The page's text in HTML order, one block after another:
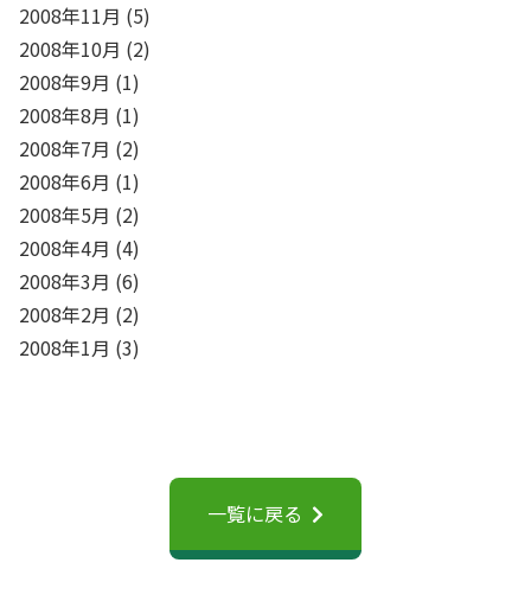
2008年11月 (5)
2008年10月 (2)
2008年9月 (1)
2008年8月 (1)
2008年7月 (2)
2008年6月 (1)
2008年5月 (2)
2008年4月 (4)
2008年3月 (6)
2008年2月 (2)
2008年1月 (3)
一覧に戻る